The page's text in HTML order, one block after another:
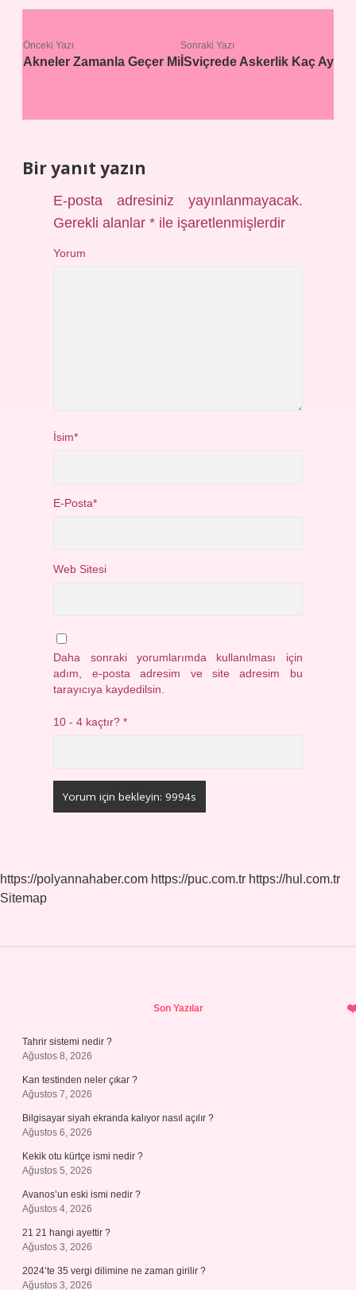
Önceki Yazı
Akneler Zamanla Geçer Mi
Sonraki Yazı
İSviçrede Askerlik Kaç Ay
Bir yanıt yazın
E-posta adresiniz yayınlanmayacak.
Gerekli alanlar* ile işaretlenmişlerdir
Yorum
İsim*
E-Posta*
Web Sitesi
Daha sonraki yorumlarımda kullanılması için
adım, e-posta adresim ve site adresim bu
tarayıcıya kaydedilsin.
10 - 4 kaçtır?*
https://polyannahaber.com https://puc.com.tr https://hul.com.tr
Sitemap
Son Yazılar
Tahrir sistemi nedir ?
Ağustos 8, 2026
Kan testinden neler çıkar ?
Ağustos 7, 2026
Bilgisayar siyah ekranda kalıyor nasıl açılır ?
Ağustos 6, 2026
Kekik otu kürtçe ismi nedir ?
Ağustos 5, 2026
Avanos’un eski ismi nedir ?
Ağustos 4, 2026
21 21 hangi ayettir ?
Ağustos 3, 2026
2024’te 35 vergi dilimine ne zaman girilir ?
Ağustos 3, 2026